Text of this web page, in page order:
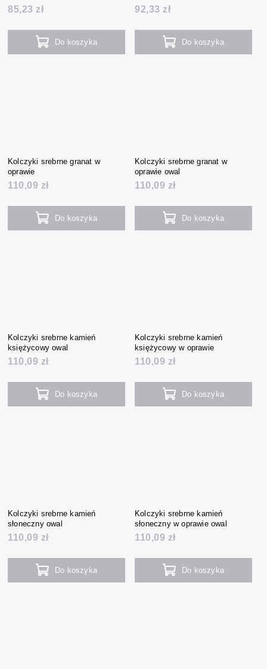
85,23 zł
Do koszyka
92,33 zł
Do koszyka
Kolczyki srebrne granat w
oprawie
110,09 zł
Do koszyka
Kolczyki srebrne granat w
oprawie owal
110,09 zł
Do koszyka
Kolczyki srebrne kamień
księżycowy owal
110,09 zł
Do koszyka
Kolczyki srebrne kamień
księżycowy w oprawie
110,09 zł
Do koszyka
Kolczyki srebrne kamień
słoneczny owal
110,09 zł
Do koszyka
Kolczyki srebrne kamień
słoneczny w oprawie owal
110,09 zł
Do koszyka